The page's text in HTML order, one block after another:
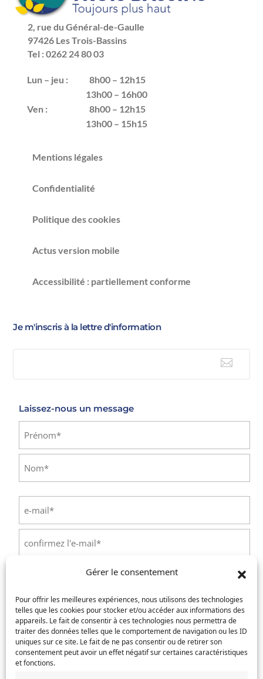
Gérer le consentement
Pour offrir les meilleures expériences, nous utilisons des technologies
telles que les cookies pour stocker et/ou accéder aux informations des
appareils. Le fait de consentir à ces technologies nous permettra de
traiter des données telles que le comportement de navigation ou les ID
uniques sur ce site. Le fait de ne pas consentir ou de retirer son
consentement peut avoir un effet négatif sur certaines caractéristiques
et fonctions.
2, rue du Général-de-Gaulle
97426 Les Trois-Bassins
Tel : 0262 24 80 03
Lun – jeu :
8h00 – 12h15
13h00 – 16h00
Ven :
8h00 – 12h15
13h00 – 15h15
Mentions légales
Confidentialité
Politique des cookies
Actus version mobile
Accessibilité : partiellement conforme
Je m'inscris à la lettre d'information

Laissez-nous un message
Prénom
mail(Nécessaire)
Saisissez
un
e-
(Nécessaire)
Service concerné(Nécessaire)
Si votre demande concerne des actes de naissance et/ou